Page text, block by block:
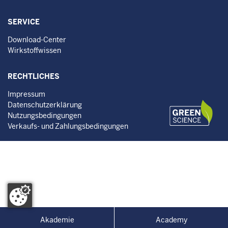
Akademie Academy
SERVICE
Download-Center
Wirkstoffwissen
RECHTLICHES
Impressum
Datenschutzerklärung
Nutzungsbedingungen
Verkaufs- und Zahlungsbedingungen